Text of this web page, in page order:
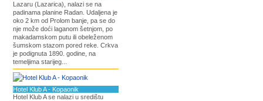
Lazaru (Lazarica), nalazi se na
padinama planine Radan. Udaljena je
oko 2 km od Prolom banje, pa se do
nje može doći laganom šetnjom, po
makadamskom putu ili obeleženom
šumskom stazom pored reke. Crkva
je podignuta 1890. godine, na
temeljima starijeg...
Hotel Klub A - Kopaonik
Hotel Klub A se nalazi u središtu